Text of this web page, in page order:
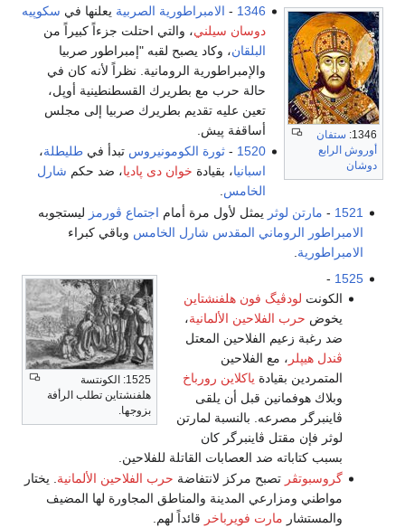
1346: ستفان
أوروش الرابع
دوشان
1346
- الامبراطورية الصربية يعلنها في سكوپيه
دوسان سيلني، والتي احتلت جزءاً كبيراً من
البلقان، وكاد يصبح لقبه "إمبراطور صربيا
والإمبراطورية الرومانية. نظراً لأنه كان في
حالة حرب مع بطريرك القسطنطينية أوپل،
تعين عليه تقديم بطريرك صربيا إلى مجلس
أساقفة پيش.
1520
- ثورة الكومونيروس تبدأ في طليطلة،
اسبانيا، بقيادة خوان دى پاديا، ضد حكم شارل
الخامس
1521
- مارتن لوثر يمثل لأول مرة أمام اجتماع ڤورمز ليستجوبه
الامبراطور الروماني المقدس شارل الخامس وباقي كبراء
الامبراطورية
1525: الكونتسة
هلفنشتاين تطلب الرأفة
بزوجها.
1525
-
الكونت لودڤيگ فون هلفنشتاين
يخوض حرب الفلاحين الألمانية،
ضد رغبة زعيم الفلاحين المعتل
ڤندل هيپلر ، مع الفلاحين
المتمردين بقيادة ياكلاين رورباخ
وبلاك هوفمانين قبل أن يلقى
ڤاينبرگر مصرعه. بالنسبة لمارتن
لوثر فإن مقتل ڤاينبرگر كان
بسبب كتاباته ضد العصابات القاتلة للفلاحين.
گروسبوتڤر تصبح مركز لانتفاضة حرب الفلاحين الألمانية . يختار
مواطني ومزارعي المدينة والمناطق المجاورة لها المضيف
والمستشار مارت فويرباخر قائداً لهم.